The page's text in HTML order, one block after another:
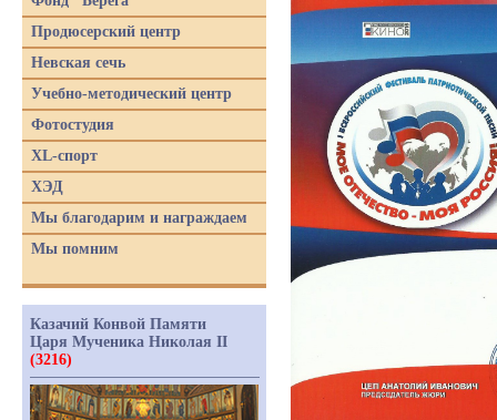
Продюсерский центр
Невская сечь
Учебно-методический центр
Фотостудия
XL-спорт
ХЭД
Мы благодарим и награждаем
Мы помним
Казачий Конвой Памяти
Царя Мученика Николая II
(3216)